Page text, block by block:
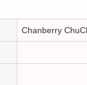
Chanberry